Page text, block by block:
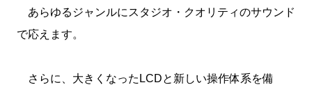
あらゆるジャンルにスタジオ・クオリティのサウンド
で応えます。
さらに、大きくなったLCDと新しい操作体系を備